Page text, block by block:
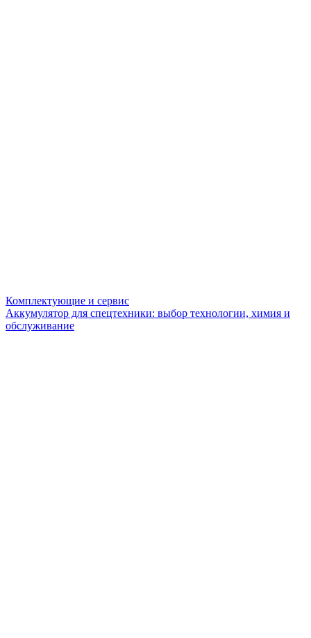
Комплектующие и сервис
Аккумулятор для спецтехники: выбор технологии, химия и
обслуживание